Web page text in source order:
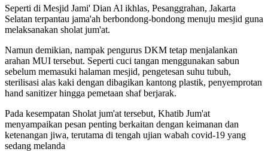
Seperti di Mesjid Jami' Dian Al ikhlas, Pesanggrahan, Jakarta
Selatan terpantau jama'ah berbondong-bondong menuju mesjid guna
melaksanakan sholat jum'at.
Namun demikian, nampak pengurus DKM tetap menjalankan
arahan MUI tersebut. Seperti cuci tangan menggunakan sabun
sebelum memasuki halaman mesjid, pengetesan suhu tubuh,
sterilisasi alas kaki dengan dibagikan kantong plastik, penyemprotan
hand sanitizer hingga pemetaan shaf berjarak.
Pada kesempatan Sholat jum'at tersebut, Khatib Jum'at
menyampaikan pesan penting berkaitan dengan keimanan dan
ketenangan jiwa, terutama di tengah ujian wabah covid-19 yang
sedang melanda